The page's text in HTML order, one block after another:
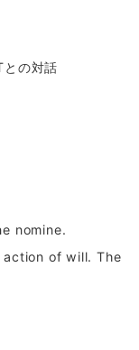
との対話
nomine.
of will. The